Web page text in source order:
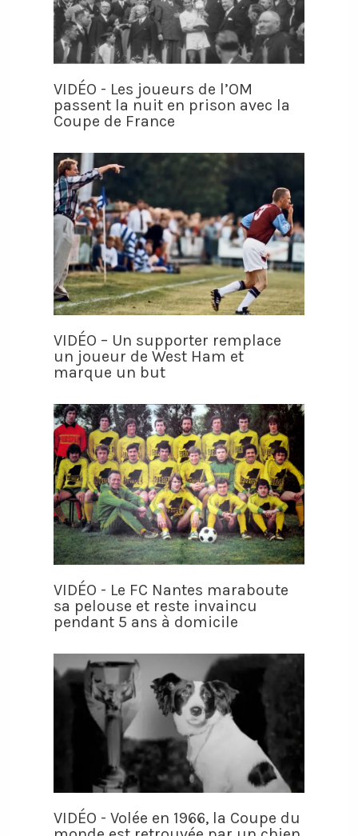
VIDÉO - Les joueurs de l’OM
passent la nuit en prison avec la
Coupe de France
VIDÉO – Un supporter remplace
un joueur de West Ham et
marque un but
VIDÉO - Le FC Nantes maraboute
sa pelouse et reste invaincu
pendant 5 ans à domicile
VIDÉO - Volée en 1966, la Coupe du